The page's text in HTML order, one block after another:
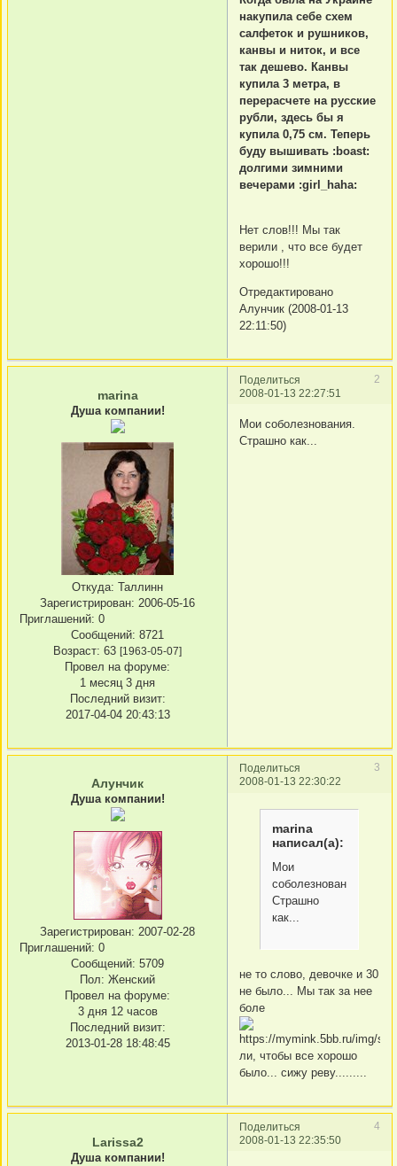
накупила себе схем
салфеток и рушников,
канвы и ниток, и все
так дешево. Канвы
купила 3 метра, в
перерасчете на русские
рубли, здесь бы я
купила 0,75 см. Теперь
буду вышивать :boast:
долгими зимними
вечерами :girl_haha:
Нет слов!!! Мы так
верили , что все будет
хорошо!!!
Отредактировано
Алунчик (2008-01-13
22:11:50)
Поделиться
2
2008-01-13 22:27:51
marina
Душа компании!
Откуда: Таллинн
Зарегистрирован: 2006-05-16
Приглашений: 0
Сообщений: 8721
Возраст: 63 [1963-05-07]
Провел на форуме:
1 месяц 3 дня
Последний визит:
2017-04-04 20:43:13
Мои соболезнования.
Страшно как...
Поделиться
3
2008-01-13 22:30:22
Алунчик
Душа компании!
Зарегистрирован: 2007-02-28
Приглашений: 0
Сообщений: 5709
Пол: Женский
Провел на форуме:
3 дня 12 часов
Последний визит:
2013-01-28 18:48:45
marina
написал(а):
Мои
соболезнования.
Страшно
как...
не то слово, девочке и 30
не было... Мы так за нее
боле
ли, чтобы все хорошо
было... сижу реву.........
Поделиться
4
2008-01-13 22:35:50
Larissa2
Душа компании!